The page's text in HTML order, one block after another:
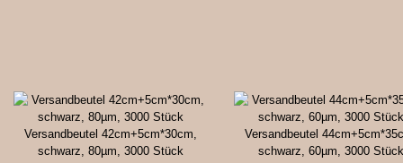
Versandbeutel 42cm+5cm*30cm,
schwarz, 80µm, 3000 Stück
Versandbeutel
schwarz, 60µm, 3000 Stück